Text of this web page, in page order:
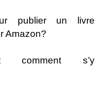
publier un livre
Amazon?
comment s’y